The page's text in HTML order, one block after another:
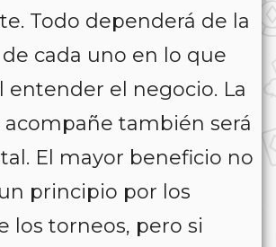
Todo dependerá de la
cada uno en lo que
entender el negocio. La
también será
El mayor beneficio no
principio por los
los torneos, pero si